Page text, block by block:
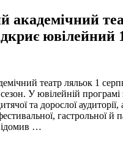
академічний
ювілейний
театр ляльок 1
У ювілейній
та дорослої аудиторії,
гастрольної й
…